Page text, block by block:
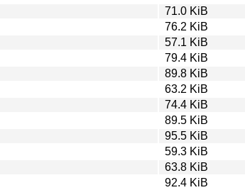
71.0 KiB
76.2 KiB
57.1 KiB
79.4 KiB
89.8 KiB
63.2 KiB
74.4 KiB
89.5 KiB
95.5 KiB
59.3 KiB
63.8 KiB
92.4 KiB